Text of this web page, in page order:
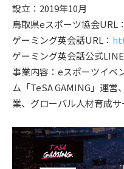
設立：2019年10月
鳥取県eスポーツ協会URL：
ゲーミング英会話URL：
ゲーミング英会話公式LINE
事業内容：eスポーツイベ
ム「TeSA GAMING」運
業、グローバル人材育成